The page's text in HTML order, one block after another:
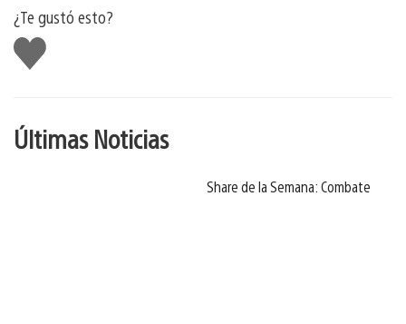
¿Te gustó esto?
Me
gusta
Últimas Noticias
Share de la Semana: Combate